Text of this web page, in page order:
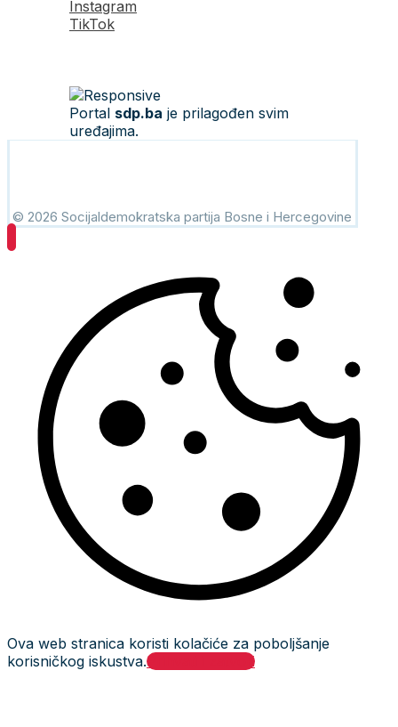
Instagram
TikTok
Portal sdp.ba je prilagođen svim
uređajima.
© 2026 Socijaldemokratska partija Bosne i Hercegovine
Ova web stranica koristi kolačiće za poboljšanje
korisničkog iskustva.Prihvati i zatvori